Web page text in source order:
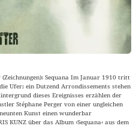
Sequana Im Januar 1910 tritt
Ufer; ein Dutzend Arrondissements stehen
dieses Ereignisses erzählen der
Stéphane Perger von einer ungleichen
Kunst einen wunderbar
KUNZ über das Album ›Sequana‹ aus dem